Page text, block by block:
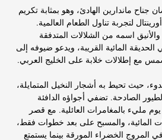
ماندارين الهادئ، وهو بمثابة تكريم
لتجربة تناول الطعام العالمية.
اسمه من الشلالات المتدفقة
المائية القريبة، ويدعو ضيوفه إلى
مع إطلالات خلابة على الخليج العربي.
حيث تحيط به أشجار النخيل المتمايلة،
الصادحة. تضفي أجواؤه الدافئة
مليء بالمغامرات العائلية. مع قصر
المائية، والمسبح على بعد خطوات فقط،
المروج الخضراء المورقة بينما يستمتع